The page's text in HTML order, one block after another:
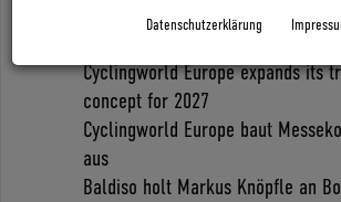
Datenschutzerklärung
NEUESTE BEITRÄGE
Cyclingworld Europe expands its
concept for 2027
Cyclingworld Europe baut
aus
Baldiso holt Markus Knöpfle an